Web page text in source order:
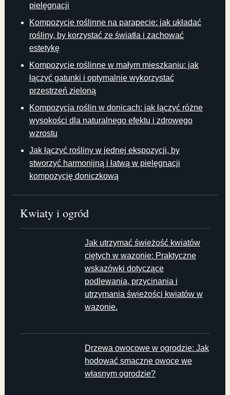
pielęgnacji
Kompozycje roślinne na parapecie: jak układać
rośliny, by korzystać ze światła i zachować
estetykę
Kompozycje roślinne w małym mieszkaniu: jak
łączyć gatunki i optymalnie wykorzystać
przestrzeń zieloną
Kompozycja roślin w donicach: jak łączyć różne
wysokości dla naturalnego efektu i zdrowego
wzrostu
Jak łączyć rośliny w jednej ekspozycji, by
stworzyć harmonijną i łatwą w pielęgnacji
kompozycję doniczkową
Kwiaty i ogród
Jak utrzymać świeżość kwiatów
ciętych w wazonie: Praktyczne
wskazówki dotyczące
podlewania, przycinania i
utrzymania świeżości kwiatów w
wazonie.
Drzewa owocowe w ogrodzie: Jak
hodować smaczne owoce we
własnym ogrodzie?